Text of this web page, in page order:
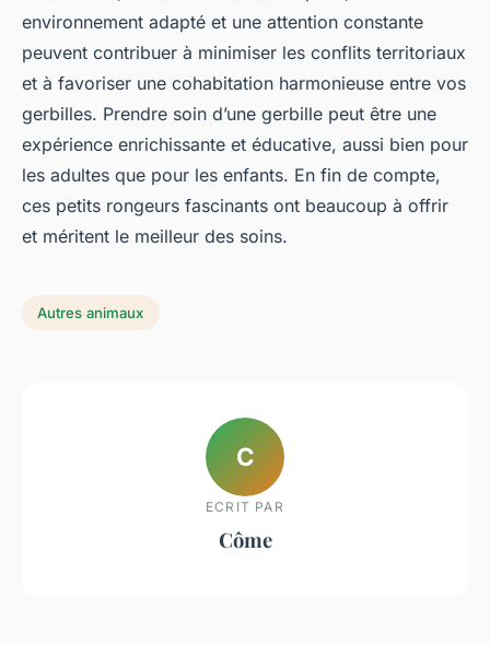
environnement adapté et une attention constante
peuvent contribuer à minimiser les conflits territoriaux
et à favoriser une cohabitation harmonieuse entre vos
gerbilles. Prendre soin d’une gerbille peut être une
expérience enrichissante et éducative, aussi bien pour
les adultes que pour les enfants. En fin de compte,
ces petits rongeurs fascinants ont beaucoup à offrir
et méritent le meilleur des soins.
Autres animaux
C
ECRIT PAR
Côme